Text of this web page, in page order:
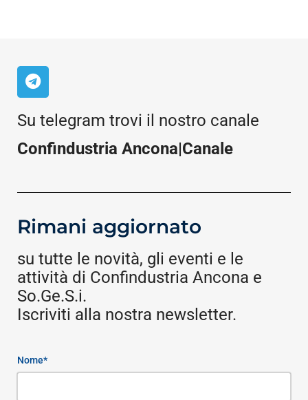
Su telegram trovi il nostro canale
Confindustria Ancona|Canale
Rimani aggiornato
su tutte le novità, gli eventi e le
attività di Confindustria Ancona e
So.Ge.S.i.
Iscriviti alla nostra newsletter.
Nome*